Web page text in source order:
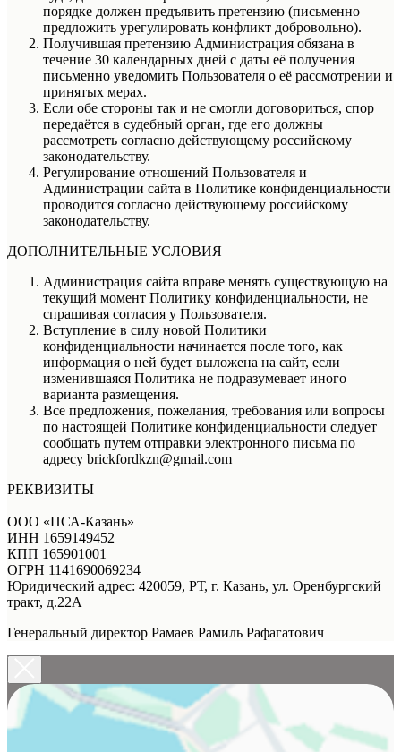
порядке должен предъявить претензию (письменно
предложить урегулировать конфликт добровольно).
Получившая претензию Администрация обязана в
течение 30 календарных дней с даты её получения
письменно уведомить Пользователя о её рассмотрении и
принятых мерах.
Если обе стороны так и не смогли договориться, спор
передаётся в судебный орган, где его должны
рассмотреть согласно действующему российскому
законодательству.
Регулирование отношений Пользователя и
Администрации сайта в Политике конфиденциальности
проводится согласно действующему российскому
законодательству.
ДОПОЛНИТЕЛЬНЫЕ УСЛОВИЯ
Администрация сайта вправе менять существующую на
текущий момент Политику конфиденциальности, не
спрашивая согласия у Пользователя.
Вступление в силу новой Политики
конфиденциальности начинается после того, как
информация о ней будет выложена на сайт, если
изменившаяся Политика не подразумевает иного
варианта размещения.
Все предложения, пожелания, требования или вопросы
по настоящей Политике конфиденциальности следует
сообщать путем отправки электронного письма по
адресу brickfordkzn@gmail.com
РЕКВИЗИТЫ
ООО «ПСА-Казань»
ИНН 1659149452
КПП 165901001
ОГРН 1141690069234
Юридический адрес: 420059, РТ, г. Казань, ул. Оренбургский
тракт, д.22А
Генеральный директор Рамаев Рамиль Рафагатович